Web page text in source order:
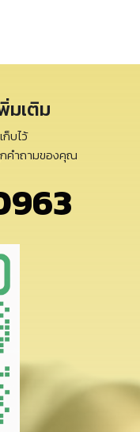
มเติม
บไว้
คำถามของคุณ